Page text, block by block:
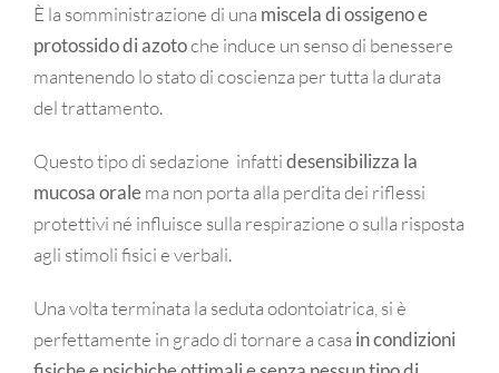
È la somministrazione di una miscela di ossigeno e
protossido di azotoche induce un senso di benessere
mantenendo lo stato di coscienza per tutta la durata
del trattamento.
Questo tipo di sedazione infattidesensibilizza la
mucosa oralema non porta alla perdita dei riflessi
protettivi né influisce sulla respirazione o sulla risposta
agli stimoli fisici e verbali.
Una volta terminata la seduta odontoiatrica, si è
perfettamente in grado di tornare a casa in condizioni